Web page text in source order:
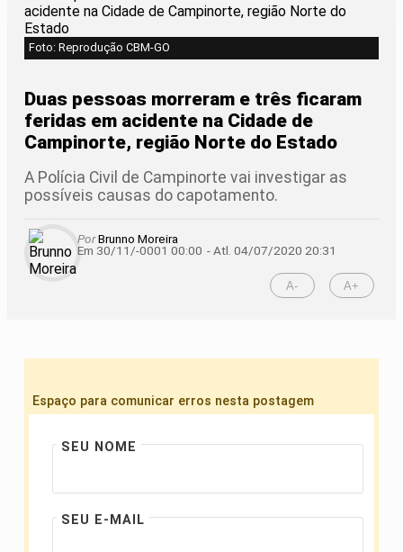
Foto: Reprodução CBM-GO
Duas pessoas morreram e três ficaram
feridas em acidente na Cidade de
Campinorte, região Norte do Estado
A Polícia Civil de Campinorte vai investigar as
possíveis causas do capotamento.
PorBrunno Moreira
Em 30/11/-0001 00:00 - Atl. 04/07/2020 20:31
A- A+
Espaço para comunicar erros nesta postagem
SEU NOME
SEU E-MAIL